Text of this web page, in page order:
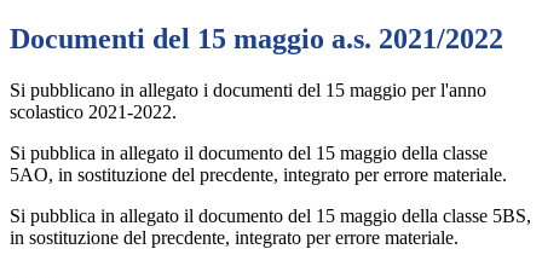
Documenti del 15 maggio a.s. 2021/2022
Si pubblicano in allegato i documenti del 15 maggio per l'anno
scolastico 2021-2022.
Si pubblica in allegato il documento del 15 maggio della classe
5AO, in sostituzione del precdente, integrato per errore materiale.
Si pubblica in allegato il documento del 15 maggio della classe 5BS,
in sostituzione del precdente, integrato per errore materiale.